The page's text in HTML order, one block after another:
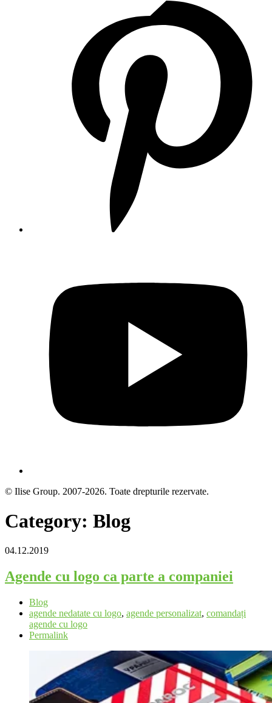
© Ilise Group. 2007-2026. Toate drepturile rezervate.
Category: Blog
04.12.2019
Agende cu logo ca parte a companiei
Blog
agende nedatate cu logo, agende personalizat, comandați
agende cu logo
Permalink